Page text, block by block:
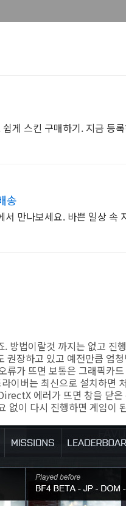
게 스킨 구매하기. 지금 등
송
만나보세요. 바쁜 일상 속
방법이랄것 까지는 없고 진
권장하고 있고 예전만큼 엄
류가 뜨면 보통은 그래픽카
이버는 최신으로 설치하면
에러가 뜨면 창을 닫
없이 다시 진행하면 게임이